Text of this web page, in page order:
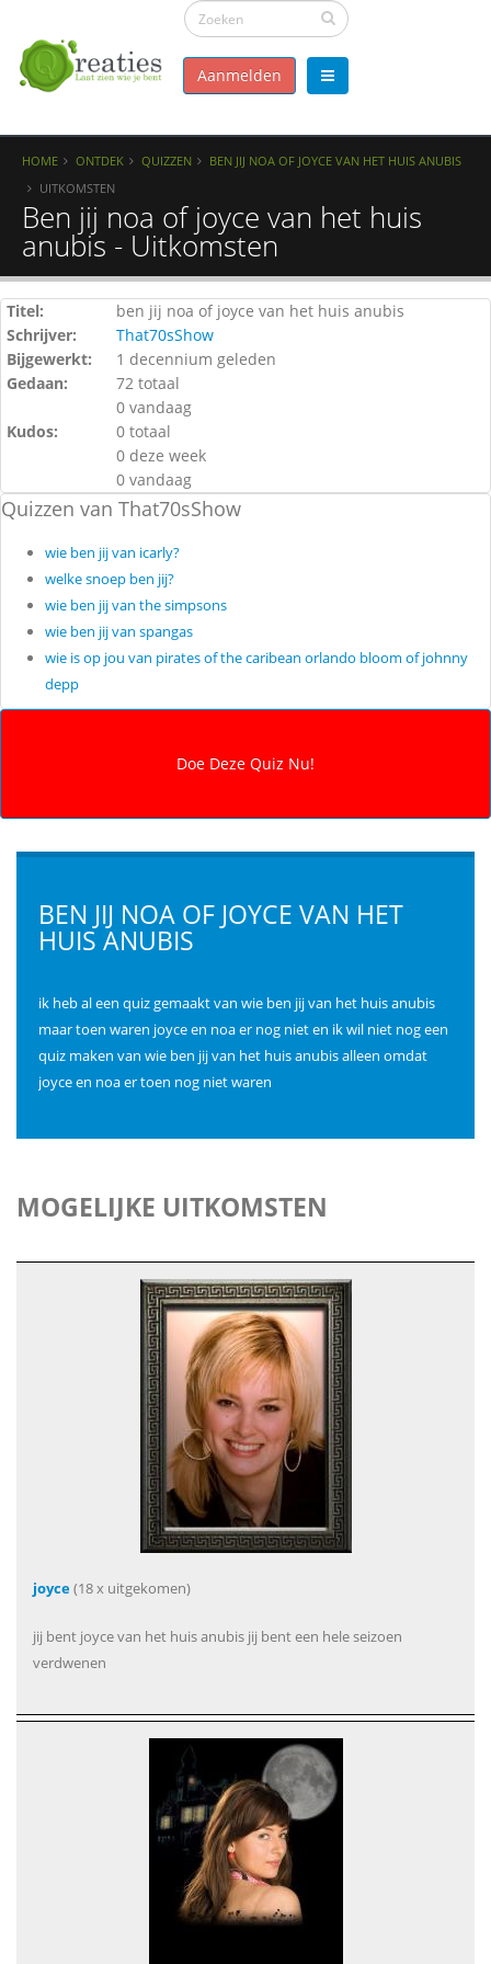
Aanmelden
HOME ONTDEK QUIZZEN
BEN JIJ NOA OF JOYCE VAN HET HUIS ANUBIS
UITKOMSTEN
Ben jij noa of joyce van het huis
anubis - Uitkomsten
Titel:
ben jij noa of joyce van het huis anubis
Schrijver:
That70sShow
Bijgewerkt:
1 decennium geleden
Gedaan:
72 totaal
0 vandaag
Kudos:
0 totaal
0 deze week
0 vandaag
Quizzen van That70sShow
wie ben jij van icarly?
welke snoep ben jij?
wie ben jij van the simpsons
wie ben jij van spangas
wie is op jou van pirates of the caribean orlando bloom of johnny
depp
BEN JIJ NOA OF JOYCE VAN HET
HUIS ANUBIS
ik heb al een quiz gemaakt van wie ben jij van het huis anubis
maar toen waren joyce en noa er nog niet en ik wil niet nog een
quiz maken van wie ben jij van het huis anubis alleen omdat
joyce en noa er toen nog niet waren
MOGELIJKE UITKOMSTEN
joyce(18 x uitgekomen)
jij bent joyce van het huis anubis jij bent een hele seizoen
verdwenen